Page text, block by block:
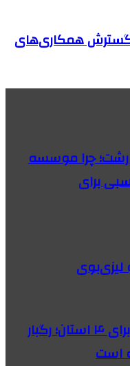
گسترش همکاری‌های
رشت؛ چرا موسسه
برای
لیزی‌بوی
هشدار نارنجی هواشناسی برای ۴ استان؛ رگبار
است